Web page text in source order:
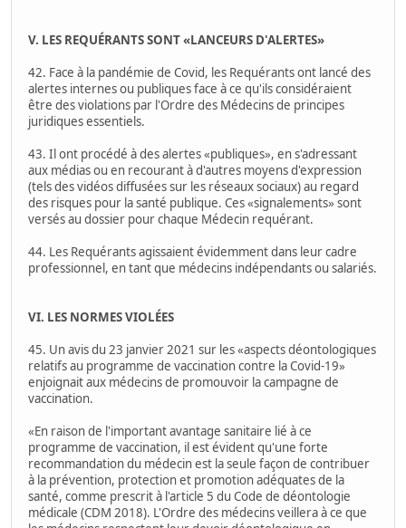
V. LES REQUÉRANTS SONT «LANCEURS D'ALERTES»
42. Face à la pandémie de Covid, les Requérants ont lancé des
alertes internes ou publiques face à ce qu'ils considéraient
être des violations par l'Ordre des Médecins de principes
juridiques essentiels.
43. Il ont procédé à des alertes «publiques», en s'adressant
aux médias ou en recourant à d'autres moyens d'expression
(tels des vidéos diffusées sur les réseaux sociaux) au regard
des risques pour la santé publique. Ces «signalements» sont
versés au dossier pour chaque Médecin requérant.
44. Les Requérants agissaient évidemment dans leur cadre
professionnel, en tant que médecins indépendants ou salariés.
VI. LES NORMES VIOLÉES
45. Un avis du 23 janvier 2021 sur les «aspects déontologiques
relatifs au programme de vaccination contre la Covid-19»
enjoignait aux médecins de promouvoir la campagne de
vaccination.
«En raison de l'important avantage sanitaire lié à ce
programme de vaccination, il est évident qu'une forte
recommandation du médecin est la seule façon de contribuer
à la prévention, protection et promotion adéquates de la
santé, comme prescrit à l'article 5 du Code de déontologie
médicale (CDM 2018). L'Ordre des médecins veillera à ce que